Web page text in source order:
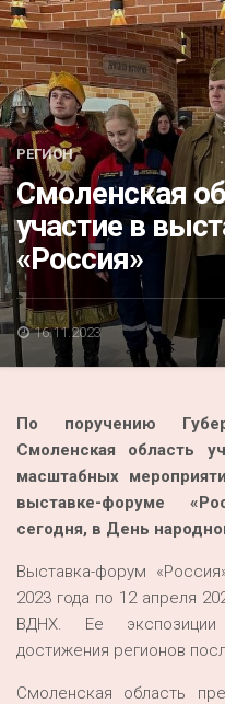
Неожиданный ракурс
Контакты
Люди родного края
Акция
К 70-летию районного
Конкурс
Люди родного края
Национальные проекты
Память
Перепись — 2020
РЕГИОН
Смоленская
участие в
«Россия»
16.11.2023
По поручению
Смоленская область
масштабных
выставке-форуме
сегодня, в День
Выставка-форум
2023 года по 12 апреля
ВДНХ. Ее экспозиции
достижения регионов
Смоленская область